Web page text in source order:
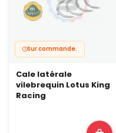
Sur commande.
Cale latérale
vilebrequin Lotus King
Racing